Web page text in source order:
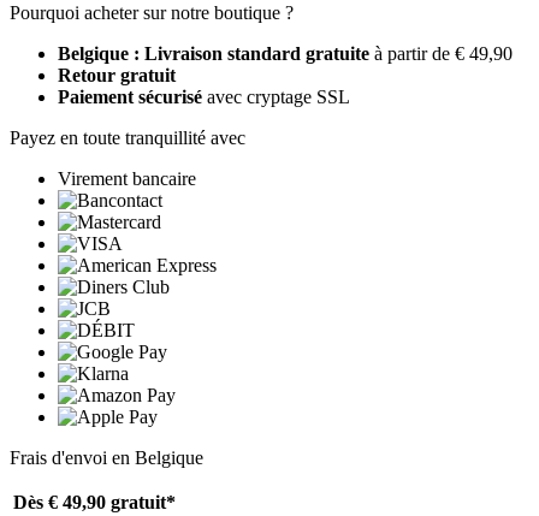
Pourquoi acheter sur notre boutique ?
Belgique : Livraison standard gratuite à partir de € 49,90
Retour gratuit
Paiement sécurisé avec cryptage SSL
Payez en toute tranquillité avec
Virement bancaire
Frais d'envoi en Belgique
Dès € 49,90 gratuit*